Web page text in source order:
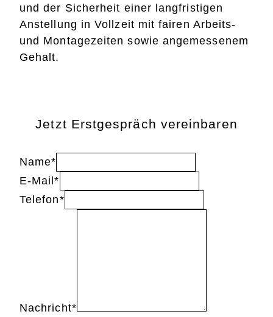
und der Sicherheit einer langfristigen
Anstellung in Vollzeit mit fairen Arbeits-
und Montagezeiten sowie angemessenem
Gehalt.
Jetzt Erstgespräch vereinbaren
Name*
E-Mail*
Telefon*
Nachricht*